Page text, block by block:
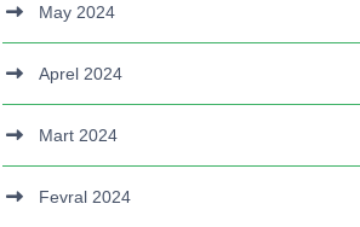
May 2024
Aprel 2024
Mart 2024
Fevral 2024